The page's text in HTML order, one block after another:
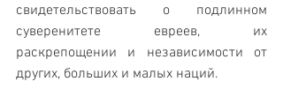
свидетельствовать о подлинном
суверенитете евреев, их
раскрепощении и независимости от
других, больших и малых наций.